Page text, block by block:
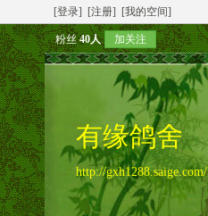
[登录] [注册] [我的空间]
粉丝40人 加关注
有缘鸽舍
http://gxh1288.saige.com/